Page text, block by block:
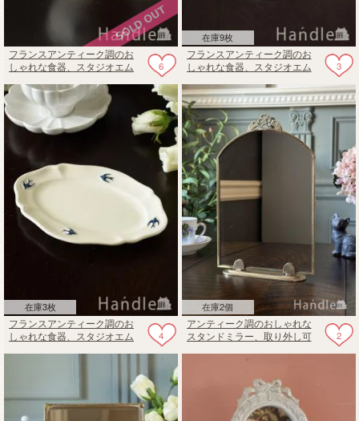
6
フランスアンティーク調のお
しゃれな食器、スタジオエム
ド）
在庫9枚
3
フランスアンティーク調のお
しゃれな食器、スタジオエム
ド・ラウンドプレートS）
在庫3枚
4
フランスアンティーク調のお
しゃれな食器、スタジオエム
在庫2個
2
アンティーク調のおしゃれな
スタンドミラー、取り外し可